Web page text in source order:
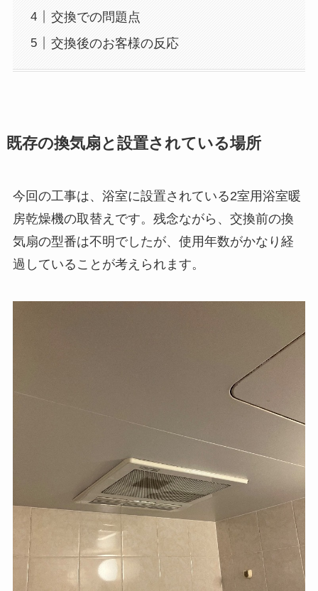
交換での問題点
交換後のお客様の反応
既存の換気扇と設置されている場所
今回の工事は、浴室に設置されている2室用浴室暖
房乾燥機の取替えです。残念ながら、交換前の換
気扇の型番は不明でしたが、使用年数がかなり経
過していることが考えられます。